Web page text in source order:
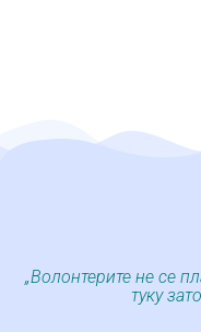
„Волонтерите не се
туку